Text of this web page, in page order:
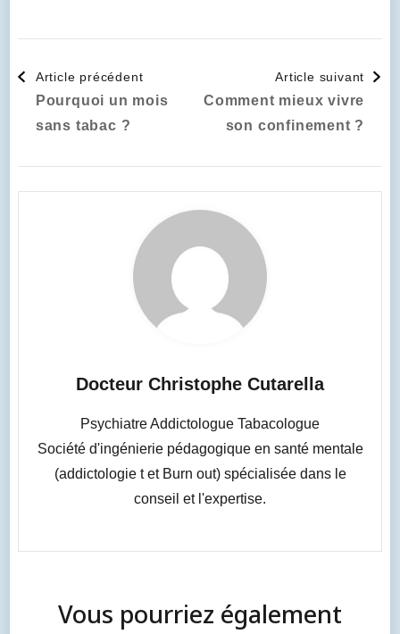
Article précédent
Pourquoi un mois
sans tabac ?
Article suivant
Comment mieux vivre
son confinement ?
Docteur Christophe Cutarella
Psychiatre Addictologue Tabacologue
Société d'ingénierie pédagogique en santé mentale
(addictologie t et Burn out) spécialisée dans le
conseil et l'expertise.
Vous pourriez également